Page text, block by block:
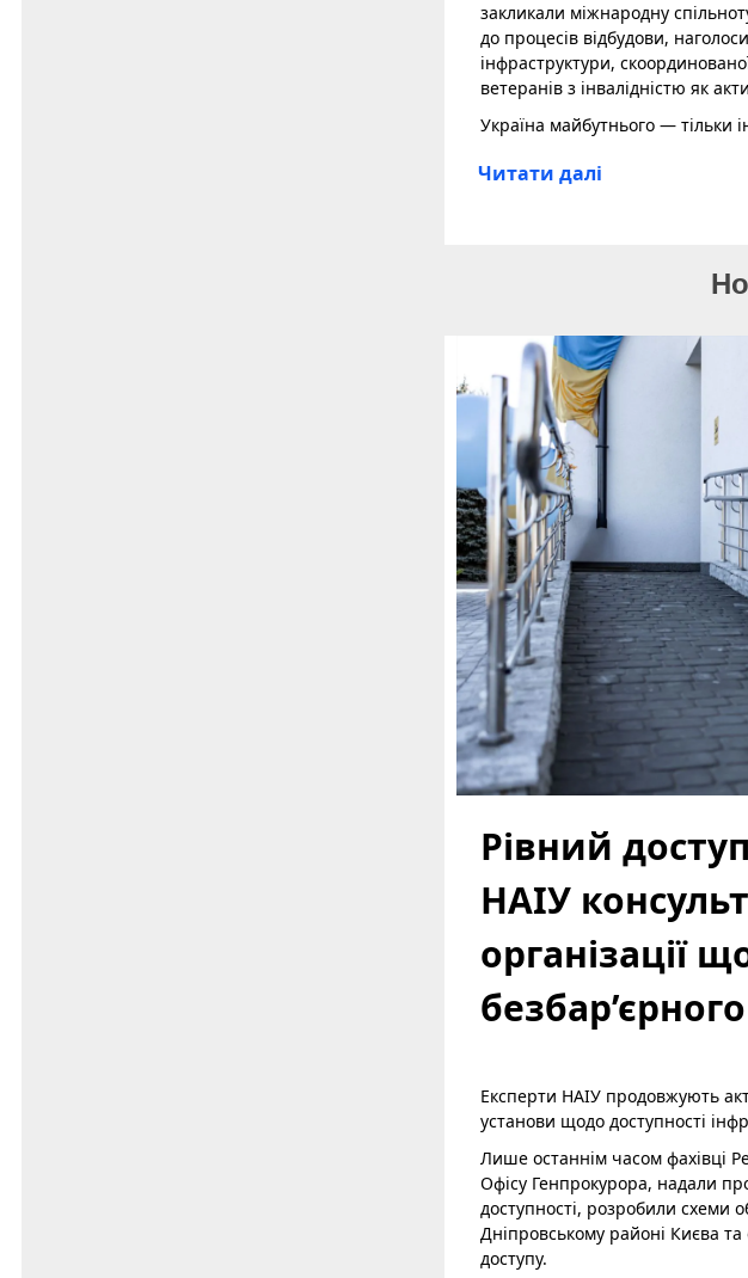
закликали міжнародну
до процесів відбудови,
інфраструктури,
ветеранів з інвалідністю як
Україна майбутнього —
Читати далі
Рівний
НАІУ
організації
Експерти НАІУ продовжують
установи щодо доступності
Лише останнім часом фахівці
Офісу Генпрокурора, надали
доступності, розробили схеми
Дніпровському районі Києва
доступу.